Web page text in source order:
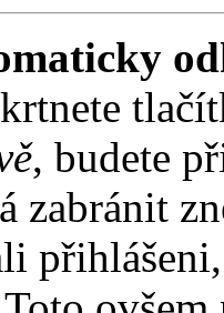
, budete
zabránit